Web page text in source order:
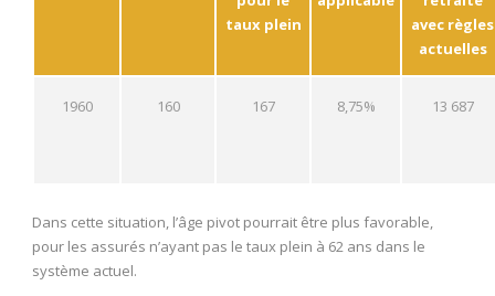
taux plein
avec règles
actuelles
1960 160 167 8,75% 13 687
Dans cette situation, l’âge pivot pourrait être plus favorable,
pour les assurés n’ayant pas le taux plein à 62 ans dans le
système actuel.